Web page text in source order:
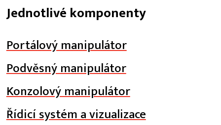
Jednotlivé komponenty
Portálový manipulátor
Podvěsný manipulátor
Konzolový manipulátor
Řídicí systém a vizualizace